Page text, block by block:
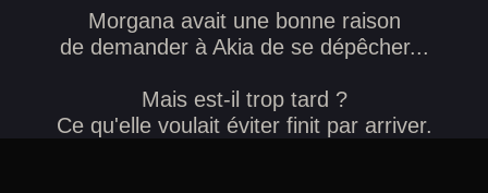
Morgana avait une bonne raison
de demander à Akia de se dépêcher...
Mais est-il trop tard ?
Ce qu'elle voulait éviter finit par arriver.